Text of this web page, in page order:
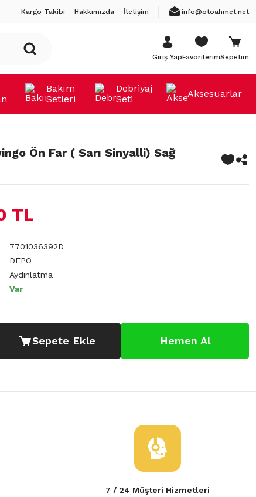
Kargo Takibi Hakkımızda İletişim info@otoahmet.net
Giriş YapFavorilerimSepetim
Bakım
Setleri
Debriyaj
Seti
Aksesuarlar
Ön Far ( Sarı Sinyalli) Sağ
TL
7701036392D
DEPO
Aydınlatma
Var
Sepete Ekle Hemen Al
7 / 24 Müşteri Hizmetleri